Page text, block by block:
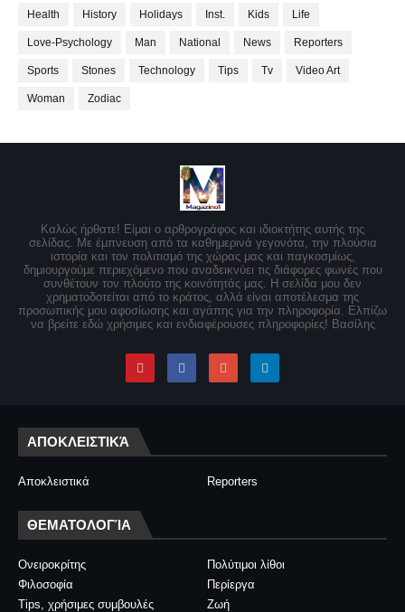
Health History Holidays Inst. Kids Life
Love-Psychology Man National News Reporters
Sports Stones Technology Tips Tv Video Art
Woman Zodiac
Καλώς ήρθατε! Είμαι ο αρθρογράφος και ιδιοκτήτης αυτής της
σελίδας. Με έμπνευση από τα καθημερινά γεγονότα, την πλούσια
ιστορία και τον πολιτισμό της χώρας μας και παγκοσμίως,
δημιουργούμε περιεχόμενο που αναδεικνύει τις διάφορες φωνές που
συνθέτουν τον πλούτο της κοινότητάς μας. Η σελίδα μου δεν
χρηματοδοτείται από το κράτος, αλλά είναι αποτέλεσμα της
προσωπικής μου αφοσίωσης και αγάπης για την πληροφορία. Ελπίζω
να βρείτε εδώ χρήσιμες και ενδιαφέρουσες πληροφορίες! Βασίλης
ΑΠΟΚΛΕΙΣΤΙΚΆ
Αποκλειστικά Reporters
ΘΕΜΑΤΟΛΟΓΊΑ
Ονειροκρίτης
Πολύτιμοι λίθοι
Φιλοσοφία
Περίεργα
Tips, χρήσιμες συμβουλές
Ζωή